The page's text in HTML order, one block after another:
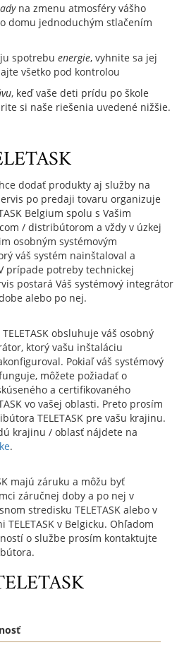
na zmenu atmosféry vášho
domu jednoduchým stlačením
spotrebu energie, vyhnite sa jej
všetko pod kontrolou
, keď vaše deti prídu po škole
si naše riešenia uvedené nižšie.
dodať produkty aj služby na
po predaji tovaru organizuje
Belgium spolu s Vašim
/ distribútorom a vždy v úzkej
osobným systémovým
váš systém nainštaloval a
prípade potreby technickej
postará Váš systémový integrátor
alebo po nej.
obsluhuje váš osobný
ktorý vašu inštaláciu
Pokiaľ váš systémový
môžete požiadať o
a certifikovaného
vo vašej oblasti. Preto prosím
TELETASK pre vašu krajinu.
krajinu / oblasť nájdete na
.
majú záruku a môžu byť
záručnej doby a po nej v
stredisku TELETASK alebo v
v Belgicku. Ohľadom
o službe prosím kontaktujte